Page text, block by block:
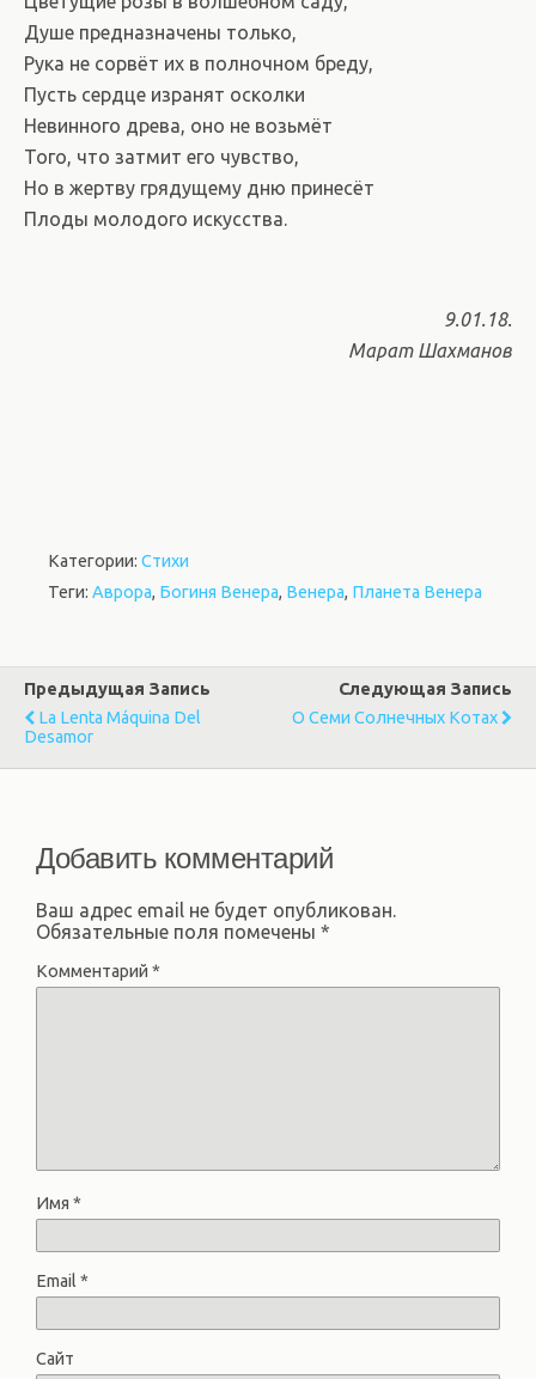
Душе предназначены только,
Рука не сорвёт их в полночном бреду,
Пусть сердце изранят осколки
Невинного древа, оно не возьмёт
Того, что затмит его чувство,
Но в жертву грядущему дню принесёт
Плоды молодого искусства.
9.01.18.
Марат Шахманов
Категории: Стихи
Теги: Аврора, Богиня Венера, Венера, Планета Венера
Предыдущая Запись
La Lenta Máquina Del
Desamor
Следующая Запись
О Семи Солнечных Котах
Добавить комментарий
Ваш адрес email не будет опубликован.
Обязательные поля помечены *
Комментарий *
Имя *
Email *
Сайт